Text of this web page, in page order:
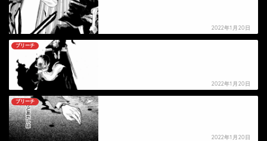
2022年1月20日
ブリーチ
2022年1月20日
ブリーチ
2022年1月20日